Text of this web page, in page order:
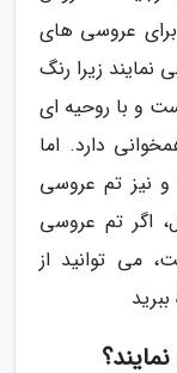
عروسی های
زیرا رنگ
و با روحیه ای
دارد. اما
و نیز تم عروسی
اگر تم عروسی
می توانید از